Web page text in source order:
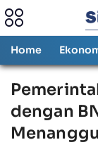
Home
dengan